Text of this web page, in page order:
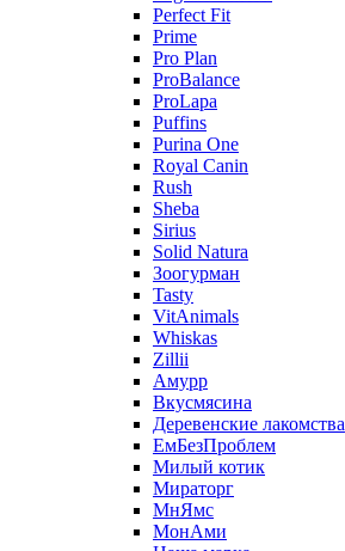
Perfect Fit
Prime
Pro Plan
ProBalance
ProLapa
Puffins
Purina One
Royal Canin
Rush
Sheba
Sirius
Solid Natura
Зоогурман
Tasty
VitAnimals
Whiskas
Zillii
Амурр
Вкусмясина
Деревенские лакомства
ЕмБезПроблем
Милый котик
Мираторг
МнЯмс
МонАми